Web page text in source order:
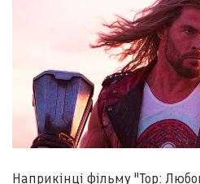
Наприкінці фільму "Тор: